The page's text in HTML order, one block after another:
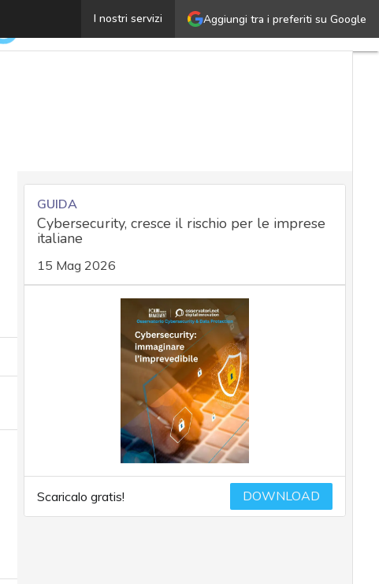
Aggiungi tra i preferiti su Google
I nostri servizi
BumbleBee, il malware usato per attaccare i servizi
GUIDA
Cybersecurity, cresce il rischio per le imprese
italiane
15 Mag 2026
Scaricalo gratis! DOWNLOAD